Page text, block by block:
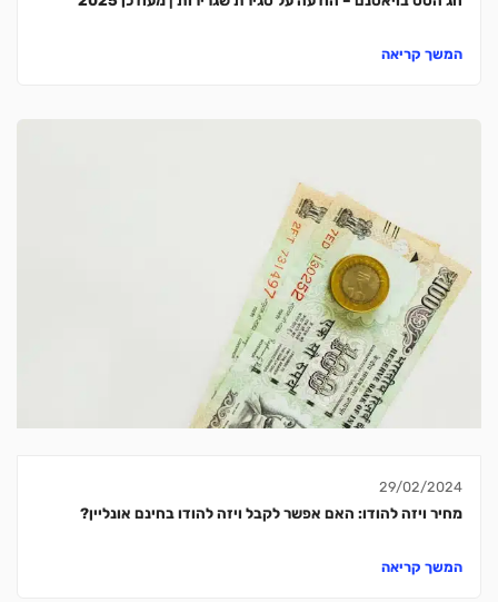
המשך קריאה
29/02/2024
מחיר ויזה להודו: האם אפשר לקבל ויזה להודו בחינם אונליין?
המשך קריאה